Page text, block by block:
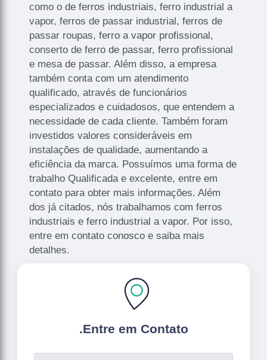
como o de ferros industriais, ferro industrial a
vapor, ferros de passar industrial, ferros de
passar roupas, ferro a vapor profissional,
conserto de ferro de passar, ferro profissional
e mesa de passar. Além disso, a empresa
também conta com um atendimento
qualificado, através de funcionários
especializados e cuidadosos, que entendem a
necessidade de cada cliente. Também foram
investidos valores consideráveis em
instalações de qualidade, aumentando a
eficiência da marca. Possuímos uma forma de
trabalho Qualificada e excelente, entre em
contato para obter mais informações. Além
dos já citados, nós trabalhamos com ferros
industriais e ferro industrial a vapor. Por isso,
entre em contato conosco e saiba mais
detalhes.
.Entre em Contato